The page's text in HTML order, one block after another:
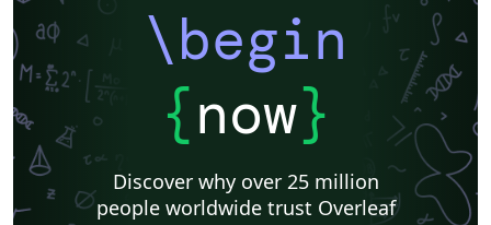
\begin
{now}
Discover why over 25 million
people worldwide trust Overleaf